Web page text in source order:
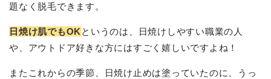
題なく脱毛できます。
日焼け肌でもOK というのは、日焼けしやすい職業の人
や、アウトドア好きな方にはすごく嬉しいですよね！
またこれからの季節、日焼け止めは塗っていたのに、うっ